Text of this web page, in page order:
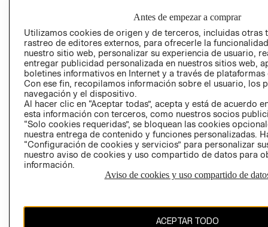
AVISO DE
PRIVACIDAD
GIFT CARD
Antes de empezar a comprar
Utilizamos cookies de origen y de terceros, incluidas otras
rastreo de editores externos, para ofrecerle la
nuestro sitio web, personalizar su experiencia de usuario,
entregar publicidad personalizada en nuestros sitios web,
boletines informativos en Internet y a través de plataformas
Con ese fin, recopilamos información sobre el usuario, los
navegación y el dispositivo.
Al hacer clic en “Aceptar todas”, acepta y está de acuerdo
esta información con terceros, como nuestros socios
“Solo cookies requeridas”, se bloquean las cookies
nuestra entrega de contenido y funciones personalizadas.
“Configuración de cookies y servicios” para personalizar
nuestro aviso de cookies y uso compartido de datos para
información.
Aviso de cookies y uso compartido de
ACEPTAR TODO